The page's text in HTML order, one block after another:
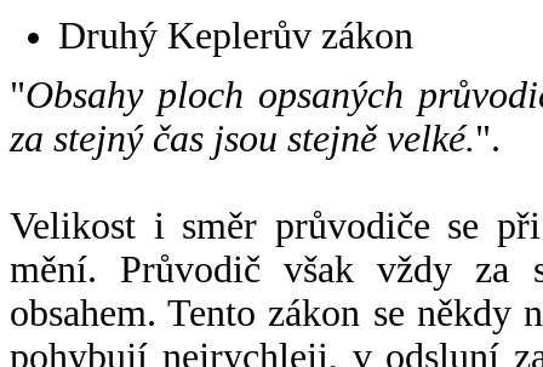
Druhý Keplerův zákon
"Obsahy ploch opsaných
za stejný čas jsou stejně velké.".
Velikost i směr průvodiče se
mění. Průvodič však vždy za
obsahem. Tento zákon se někdy
pohybují nejrychleji, v odsluní